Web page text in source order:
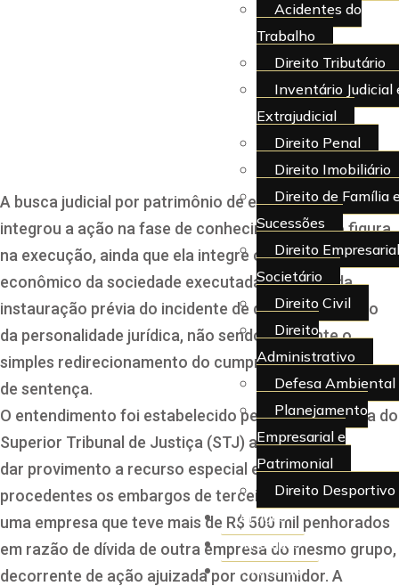
Acidentes do
Trabalho
Direito Tributário
Inventário Judicial
Extrajudicial
Direito Penal
Direito Imobiliário
Direito de Família
Sucessões
Direito
Societário
Direito Civil
Direito
Administrativo
Defesa Ambiental
Planejamento
Empresarial e
Patrimonial
Direito Desportivo
Artigos
Juridiquês
> Área do
mesmo grupo da
executada exige prévia
desconsideração da
personalidade jurídica
A busca judicial por patrimônio de empresa que não
integrou a ação na fase de conhecimento e não figura
na execução, ainda que ela integre o mesmo grupo
econômico da sociedade executada, depende da
instauração prévia do incidente de desconsideração
da personalidade jurídica, não sendo suficiente o
simples redirecionamento do cumprimento
de sentença.
O entendimento foi estabelecido pela Quarta Turma do
Superior Tribunal de Justiça (STJ) ao
dar provimento a recurso especial e julgar
procedentes os embargos de terceirosopostos por
uma empresa que teve mais de R$ 500 mil penhorados
em razão de dívida de outra empresa do mesmo grupo,
decorrente de ação ajuizada por consumidor. A